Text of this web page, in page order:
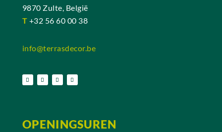
9870 Zulte, België
T +32 56 60 00 38
info@terrasdecor.be
OPENINGSUREN